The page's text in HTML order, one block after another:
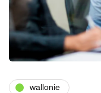
wallonie